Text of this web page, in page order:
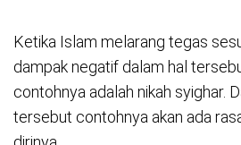
Ketika Islam melarang tegas
dampak negatif dalam hal
contohnya adalah nikah syighar.
tersebut contohnya akan ada